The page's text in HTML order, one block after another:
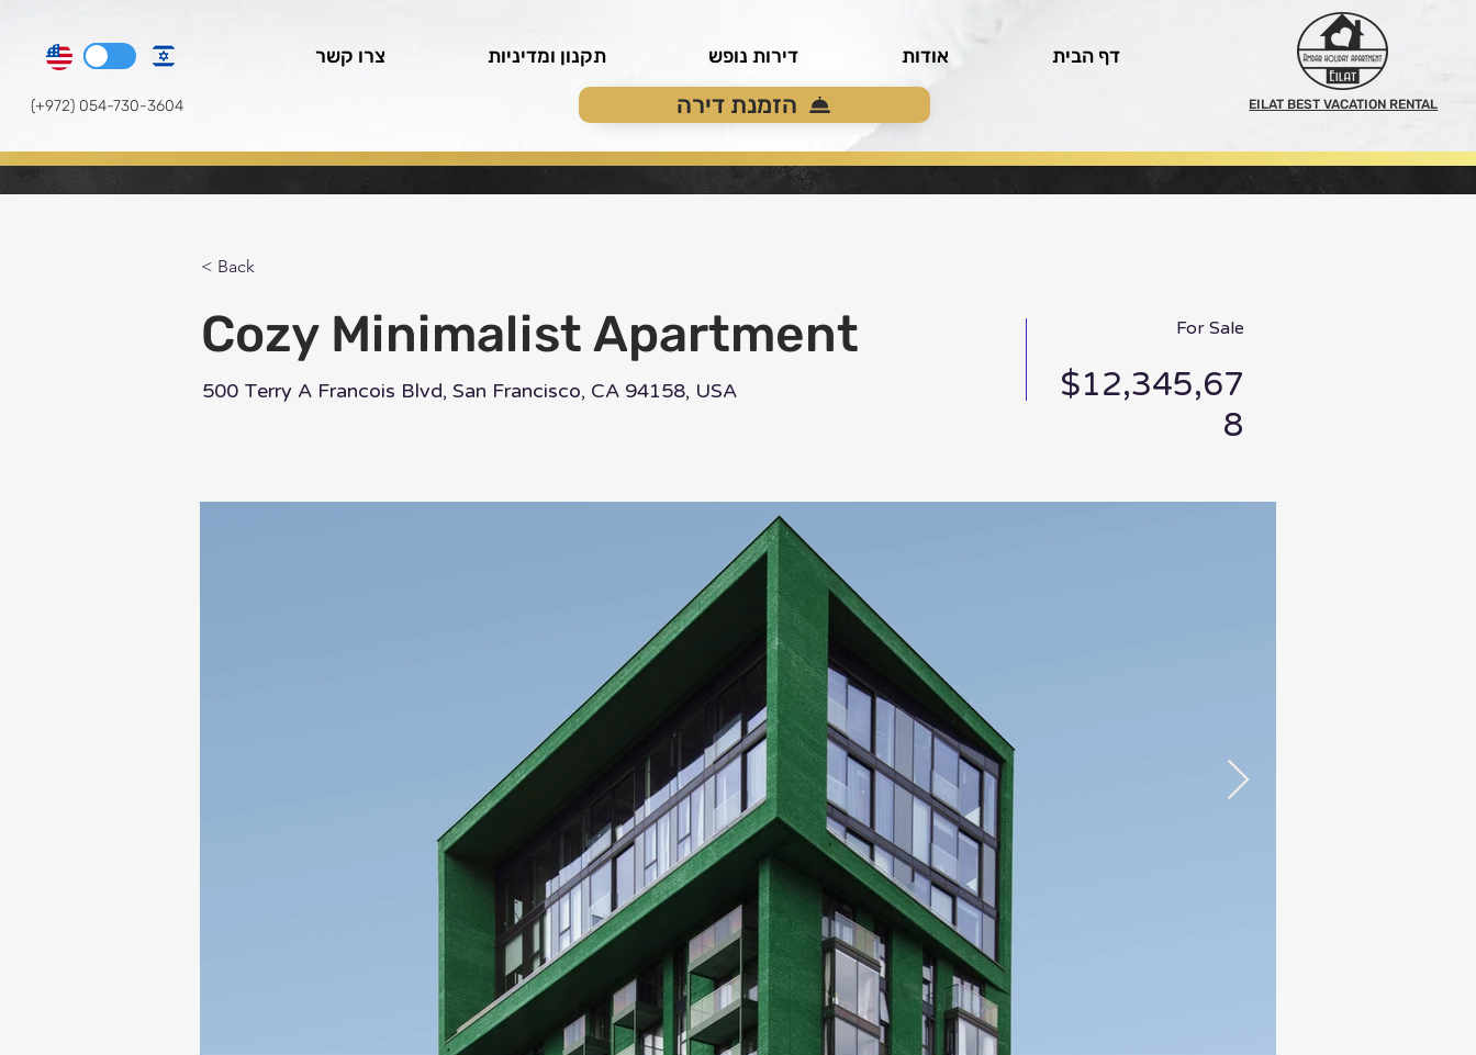
(+972) 054-730-3604
דף הבית אודות דירות נופש תקנון ומדיניות צרו קשר
הזמנת דירה EILAT BEST VACATION RENTAL
< Back
Cozy Minimalist Apartment
500 Terry A Francois Blvd, San Francisco, CA 94158, USA
For Sale
$12,345,67
8